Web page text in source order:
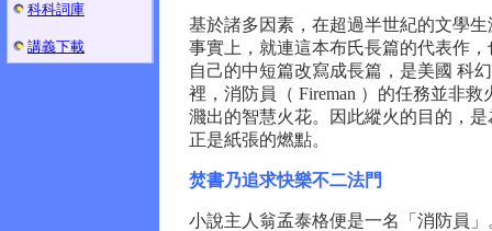
科科詞庫
講義下載
基於諸多因素，在超過半世紀的文學
事實上，就連這本布氏長篇的代表作
自己的中短篇改寫成長篇，是美國 科
裡，消防員（ Fireman ）的任務並非
濺出的智慧火花。因此縱火的目的，
正是紙張的燃點。
焚書乃追求快樂不二法門
小說主人翁孟泰格便是一名「消防員